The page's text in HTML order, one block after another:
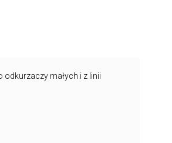
małych i z linii